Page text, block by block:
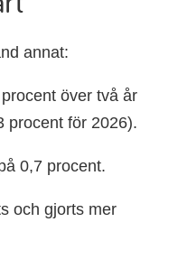
annat:
över två år
procent för 2026).
0,7 procent.
och gjorts mer